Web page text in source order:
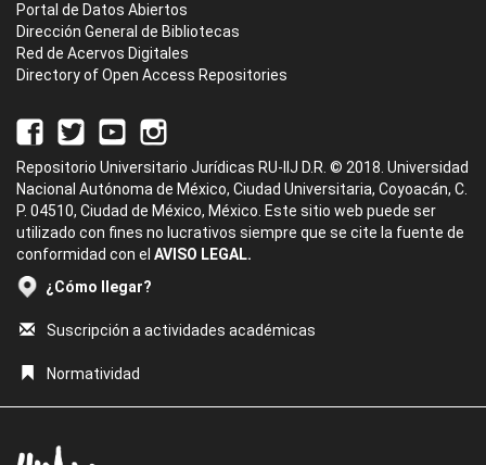
Portal de Datos Abiertos
Dirección General de Bibliotecas
Red de Acervos Digitales
Directory of Open Access Repositories
Repositorio Universitario Jurídicas RU-IIJ D.R. © 2018. Universidad
Nacional Autónoma de México, Ciudad Universitaria, Coyoacán, C.
P. 04510, Ciudad de México, México. Este sitio web puede ser
utilizado con fines no lucrativos siempre que se cite la fuente de
conformidad con el AVISO LEGAL.
¿Cómo llegar?
Suscripción a actividades académicas
Normatividad